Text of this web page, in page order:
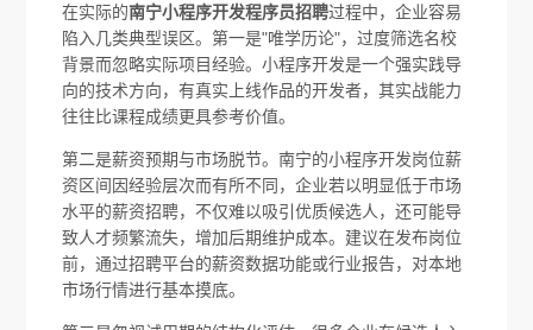
在实际的南宁小程序开发程序员招聘过程中，企业容易
陷入几类典型误区。第一是"唯学历论"，过度筛选名校
背景而忽略实际项目经验。小程序开发是一个强实践导
向的技术方向，有真实上线作品的开发者，其实战能力
往往比课程成绩更具参考价值。
第二是薪资预期与市场脱节。南宁的小程序开发岗位薪
资区间因经验层次而有所不同，企业若以明显低于市场
水平的薪资招聘，不仅难以吸引优质候选人，还可能导
致人才频繁流失，增加后期维护成本。建议在发布岗位
前，通过招聘平台的薪资数据功能或行业报告，对本地
市场行情进行基本摸底。